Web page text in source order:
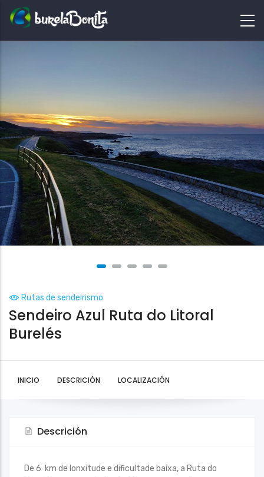
Rutas de sendeirismo
Sendeiro Azul Ruta do Litoral
Burelés
INICIO DESCRICIÓN LOCALIZACIÓN
Descrición
De 6 km de lonxitude e dificultade baixa, a Ruta do